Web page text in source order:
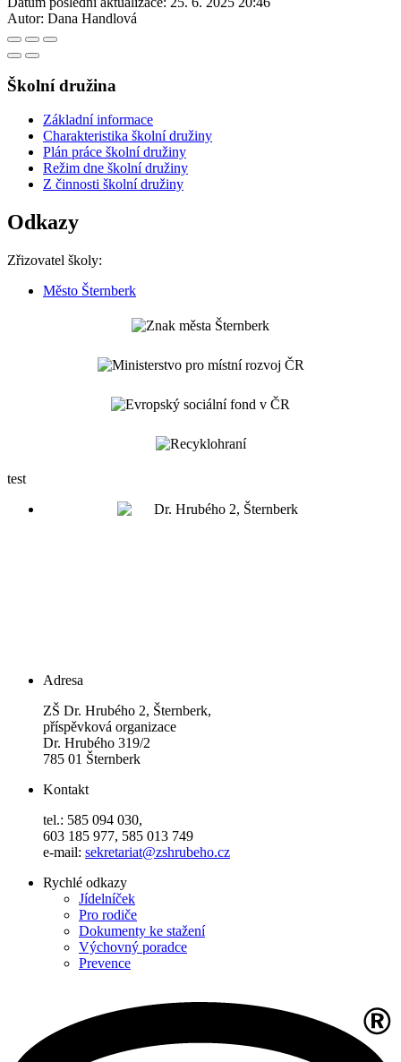
Autor: Dana Handlová
Školní družina
Základní informace
Charakteristika školní družiny
Plán práce školní družiny
Režim dne školní družiny
Z činnosti školní družiny
Odkazy
Zřizovatel školy:
Město Šternberk
test
Adresa
ZŠ Dr. Hrubého 2, Šternberk,
příspěvková organizace
Dr. Hrubého 319/2
785 01 Šternberk
Kontakt
tel.: 585 094 030,
603 185 977, 585 013 749
e-mail: sekretariat@zshrubeho.cz
Rychlé odkazy
Jídelníček
Pro rodiče
Dokumenty ke stažení
Výchovný poradce
Prevence